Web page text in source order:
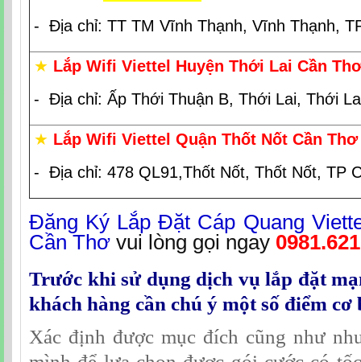
- Địa chỉ: TT TM Vĩnh Thạnh, Vĩnh Thạnh,
★ Lắp Wifi Viettel Huyện Thới Lai Cần
- Địa chỉ: Ấp Thới Thuận B, Thới Lai, Thới
★ Lắp Wifi Viettel Quận Thốt Nốt Cần Thơ
- Địa chỉ: 478 QL91,Thốt Nốt, Thốt Nốt, TP
Đăng Ký Lắp Đặt Cáp Quang
Cần Thơ vui lòng gọi ngay
Trước khi sử dụng dịch vụ lắp đặt
khách hàng cần chú ý một số điểm cơ
Xác định được mục đích cũng như